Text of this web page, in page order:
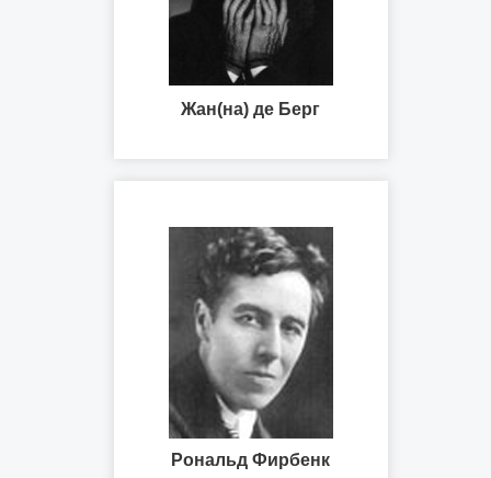
Жан(на) де Берг
Рональд Фирбенк